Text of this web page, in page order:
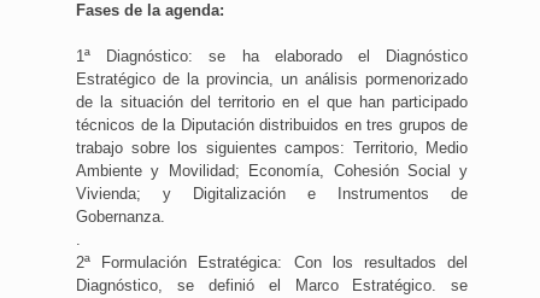
Fases de la agenda:
1ª Diagnóstico: se ha elaborado el Diagnóstico
Estratégico de la provincia, un análisis pormenorizado
de la situación del territorio en el que han participado
técnicos de la Diputación distribuidos en tres grupos de
trabajo sobre los siguientes campos: Territorio, Medio
Ambiente y Movilidad; Economía, Cohesión Social y
Vivienda; y Digitalización e Instrumentos de
Gobernanza.
.
2ª Formulación Estratégica: Con los resultados del
Diagnóstico, se definió el Marco Estratégico. se